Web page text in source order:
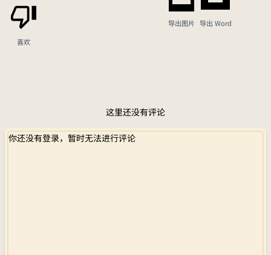
喜欢
导出图片 导出 Word
这里还没有评论
你还没有登录，暂时无法进行评论